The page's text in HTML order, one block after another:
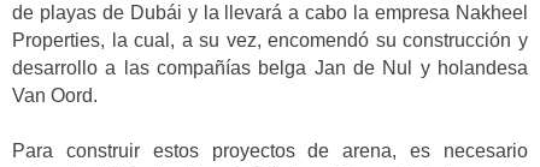
de playas de Dubái y la llevará a cabo la empresa Nakheel
Properties, la cual, a su vez, encomendó su construcción y
desarrollo a las compañías belga Jan de Nul y holandesa
Van Oord.
Para construir estos proyectos de arena, es necesario